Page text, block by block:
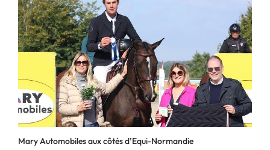
Mary Automobiles aux côtés d’Equi-Normandie